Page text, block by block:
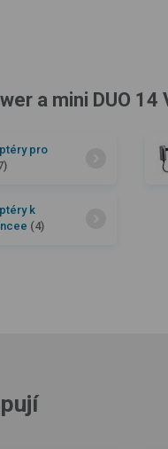
a mini DUO
pro
k
(4)